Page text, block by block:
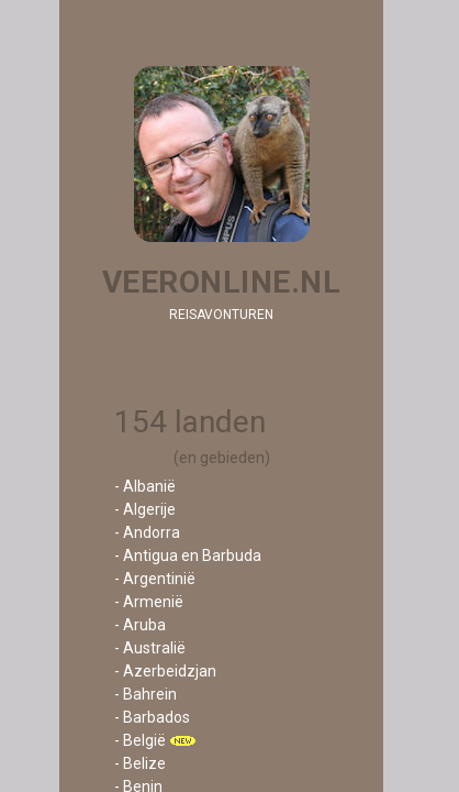
VEERONLINE.NL
REISAVONTUREN
154 landen
(en gebieden)
- Albanië
- Algerije
- Andorra
- Antigua en Barbuda
- Argentinië
- Armenië
- Aruba
- Australië
- Azerbeidzjan
- Bahrein
- Barbados
- België
- Belize
- Benin